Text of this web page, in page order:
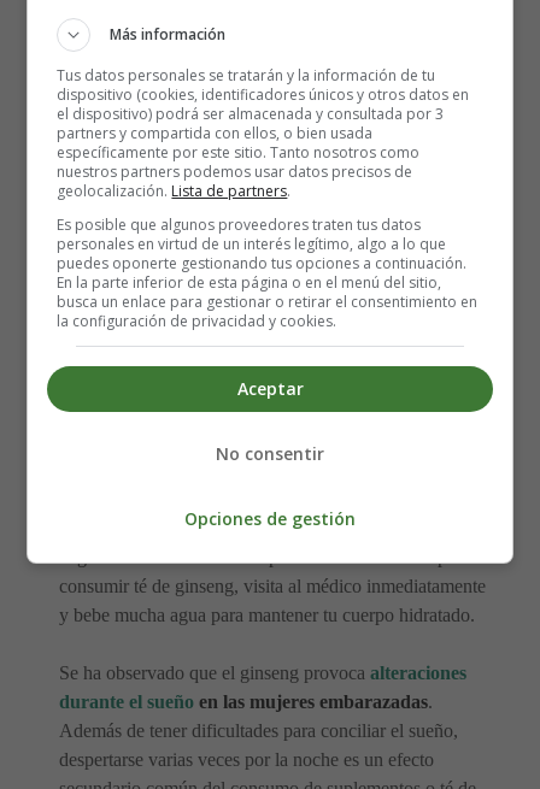
Riesgo de defectos de nacimiento
química activa del ginseng, denominada ginsenósido
Rb1, se ha asociado a defectos de desarrollo en los
embriones de los animales. Debido a esto, recomiendan
encarecidamente no utilizar la hierba durante el embarazo
y la han etiquetado como potencialmente insegura.
Riesgo de hemorragia: El ginseng coreano tiene
propiedades anticoagulantes que suponen bastantes
riesgos durante el embarazo . Impide la coagulación
normal de la sangre y podría provocar graves problemas
Un efecto secundario común observado en las mujeres
deshidratación, que puede afectar
consumir té de ginseng, visita al médico inmediatamente
y bebe mucha agua para mantener tu cuerpo hidratado.
Se ha observado que el ginseng provoca alteraciones
durante el sueño en las mujeres embarazadas.
Además de tener dificultades para conciliar el sueño,
despertarse varias veces por la noche es un efecto
Más información
Tus datos personales se tratarán y la información de tu
dispositivo (cookies, identificadores únicos y otros datos en
el dispositivo) podrá ser almacenada y consultada por 3
partners y compartida con ellos, o bien usada
específicamente por este sitio. Tanto nosotros como
nuestros partners podemos usar datos precisos de
geolocalización. Lista de partners.
Es posible que algunos proveedores traten tus datos
personales en virtud de un interés legítimo, algo a lo que
puedes oponerte gestionando tus opciones a continuación.
En la parte inferior de esta página o en el menú del sitio,
busca un enlace para gestionar o retirar el consentimiento en
la configuración de privacidad y cookies.
Aceptar
No consentir
Opciones de gestión